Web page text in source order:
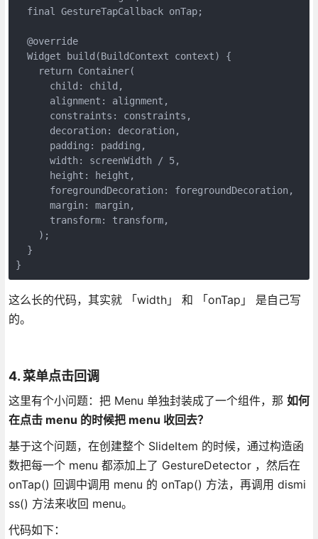
  final GestureTapCallback onTap;
  @override
  Widget build(BuildContext context) {
    return Container(
      child: child,
      alignment: alignment,
      constraints: constraints,
      decoration: decoration,
      padding: padding,
      width: screenWidth / 5,
      height: height,
      foregroundDecoration: foregroundDecoration,
      margin: margin,
      transform: transform,
    );
  }
}
这么长的代码，其实就 「width」 和 「onTap」 是自己写
的。
4. 菜单点击回调
这里有个小问题：把 Menu 单独封装成了一个组件，那 如何
在点击 menu 的时候把 menu 收回去？
基于这个问题，在创建整个 SlideItem 的时候，通过构造函
数把每一个 menu 都添加上了 GestureDetector ，然后在
onTap() 回调中调用 menu 的 onTap() 方法，再调用 dismi
ss() 方法来收回 menu。
代码如下：